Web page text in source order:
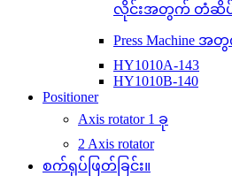
လိုင်းအတွက် တံဆိ
Press
HY1010A-143
HY1010B-140
Positioner
Axis rotator 1 ခု
2 Axis rotator
စက်ရုပ်ဖြတ်ခြင်း။